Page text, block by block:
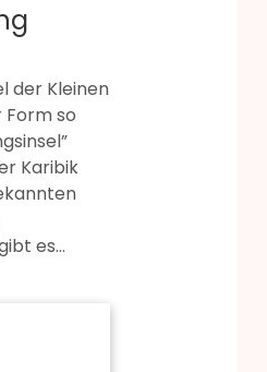
der Kleinen
Form so
Karibik
es…